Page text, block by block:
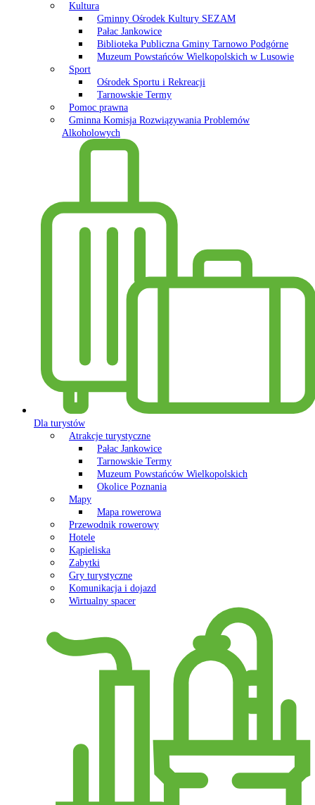
Kultura
Gminny Ośrodek Kultury SEZAM
Pałac Jankowice
Biblioteka Publiczna Gminy Tarnowo Podgórne
Muzeum Powstańców Wielkopolskich w Lusowie
Sport
Ośrodek Sportu i Rekreacji
Tarnowskie Termy
Pomoc prawna
Gminna Komisja Rozwiązywania Problemów
Alkoholowych
Dla turystów
Atrakcje turystyczne
Pałac Jankowice
Tarnowskie Termy
Muzeum Powstańców Wielkopolskich
Okolice Poznania
Mapy
Mapa rowerowa
Przewodnik rowerowy
Hotele
Kąpieliska
Zabytki
Gry turystyczne
Komunikacja i dojazd
Wirtualny spacer